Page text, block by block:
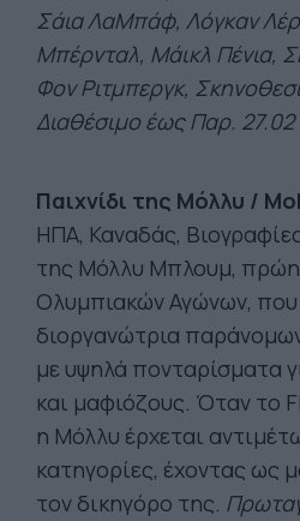
Σάια ΛαΜπάφ, Λόγκαν
Μπέρνταλ, Μάικλ Πένια,
Φον Ριτμπεργκ,
Διαθέσιμο έως Παρ. 27.02
Παιχνίδι της Μόλλυ /
ΗΠΑ, Καναδάς,
της Μόλλυ Μπλουμ,
Ολυμπιακών Αγώνων, που
διοργανώτρια
με υψηλά πονταρίσματα
και μαφιόζους. Όταν το
η Μόλλυ έρχεται
κατηγορίες, έχοντας ως
τον δικηγόρο της.